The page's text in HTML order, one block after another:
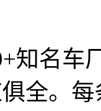
知名车
全。